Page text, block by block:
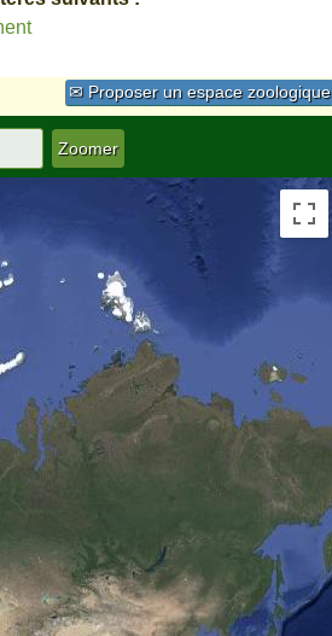
✉ Proposer un espace zoologique